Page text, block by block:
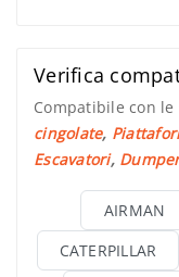
Verifica
Compatibile con
cingolate,
Escavatori,
AIRMAN
CATERPILLAR